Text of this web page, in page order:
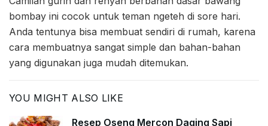
bombay ini cocok untuk teman ngeteh di sore hari.
Anda tentunya bisa membuat sendiri di rumah, karena
cara membuatnya sangat simple dan bahan-bahan
yang digunakan juga mudah ditemukan.
YOU MIGHT ALSO LIKE
Resep Oseng Mercon Daging Sapi